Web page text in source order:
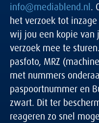
info@mediablend.nl.
het verzoek tot
wij jou een kopie
verzoek mee te
pasfoto, MRZ
met nummers
paspoortnummer en
zwart. Dit ter
reageren zo snel